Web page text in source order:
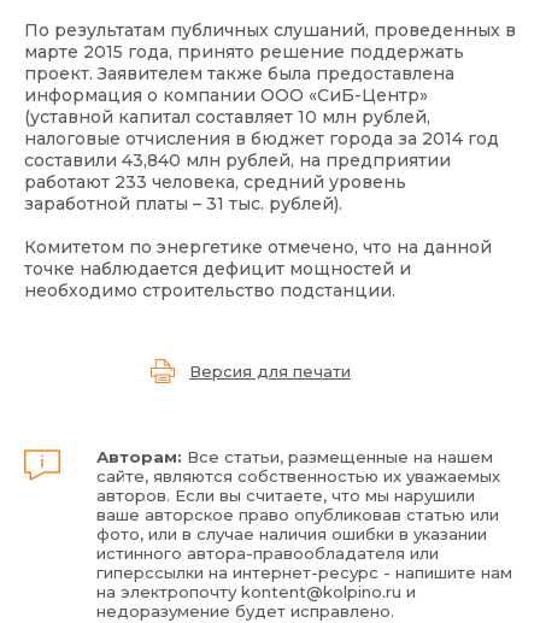
По результатам публичных слушаний, проведенных в
марте 2015 года, принято решение поддержать
проект. Заявителем также была предоставлена
информация о компании ООО «СиБ-Центр»
(уставной капитал составляет 10 млн рублей,
налоговые отчисления в бюджет города за 2014 год
составили 43,840 млн рублей, на предприятии
работают 233 человека, средний уровень
заработной платы – 31 тыс. рублей).
Комитетом по энергетике отмечено, что на данной
точке наблюдается дефицит мощностей и
необходимо строительство подстанции.
Версия для печати
Авторам: Все статьи, размещенные на нашем
сайте, являются собственностью их уважаемых
авторов. Если вы считаете, что мы нарушили
ваше авторское право опубликовав статью или
фото, или в случае наличия ошибки в указании
истинного автора-правообладателя или
гиперссылки на интернет-ресурс - напишите нам
на электропочтуkontent@kolpino.ru и
недоразумение будет исправлено.